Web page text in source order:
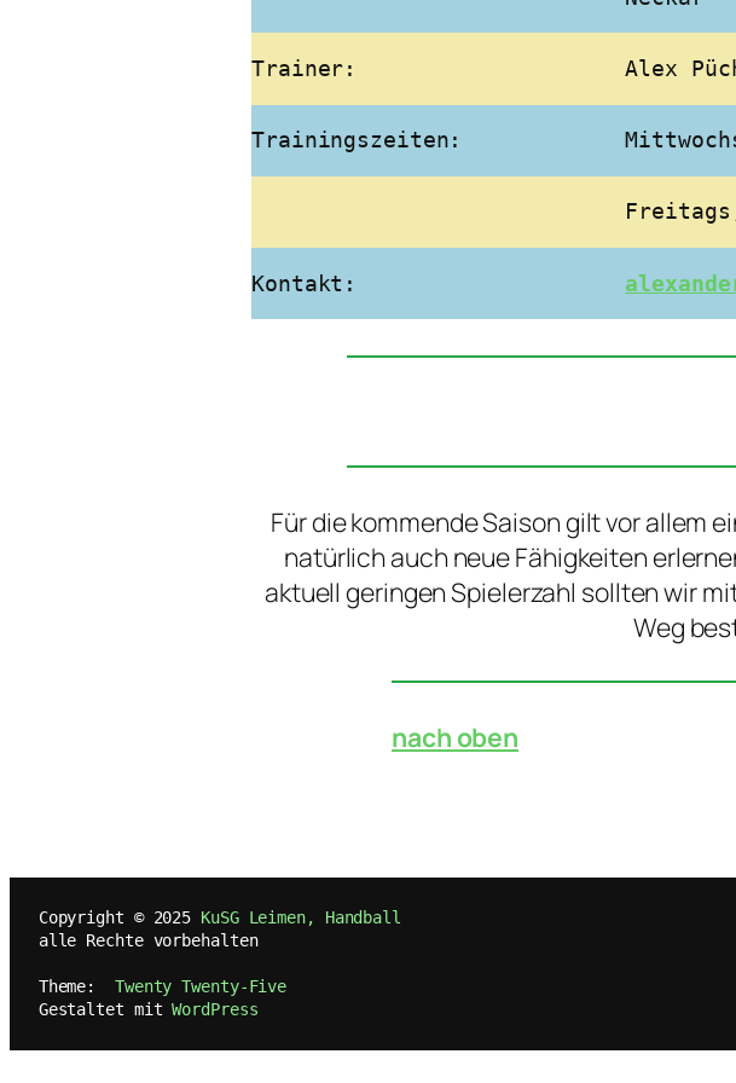
Trainer: Alex
Trainingszeiten:
Kontakt:
Für die kommende Saison gilt vor allem
natürlich auch neue Fähigkeiten
aktuell geringen Spielerzahl sollten wir
Weg
nach oben
   Copyright © 2025
KuSG Leimen, Handball
   alle Rechte vorbehalten
   Theme:
Twenty Twenty-Five
   Gestaltet mit
WordPress